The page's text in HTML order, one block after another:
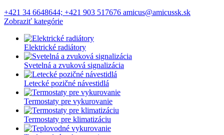
+421 34 6648644; +421 903 517676 amicus@amicussk.sk
Zobraziť kategórie
Elektrické radiátory
Svetelná a zvuková signalizácia
Letecké pozičné návestidlá
Termostaty pre vykurovanie
Termostaty pre klimatizáciu